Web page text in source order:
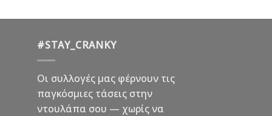
#STAY_CRANKY
Οι συλλογές μας φέρνουν τις
παγκόσμιες τάσεις στην
ντουλάπα σου — χωρίς να